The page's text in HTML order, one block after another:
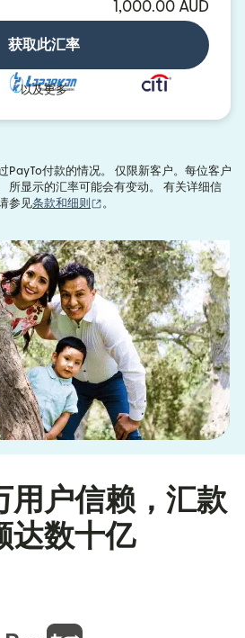
1,000.00 AUD
获取此汇率
以及更多
PayTo付款的情况。 仅限新客户。每位客户
所显示的汇率可能会有变动。 有关详细信
参见条款和细则 。
用户信赖，汇款
达数十亿